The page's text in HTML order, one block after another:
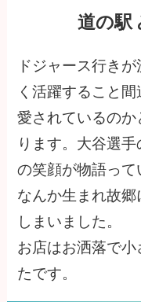
道の駅
ドジャース行き
く活躍すること
愛されているの
ります。大谷選
の笑顔が物語って
なんか生まれ故
しまいました。
お店はお洒落で
たです。